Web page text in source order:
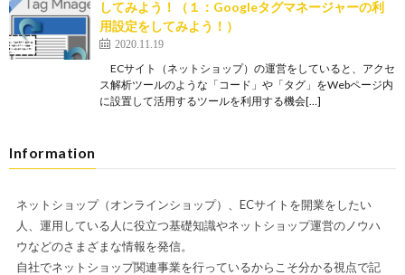
してみよう！（１：Googleタグマネージャーの利
用設定をしてみよう！）
2020.11.19
ECサイト（ネットショップ）の運営をしていると、アクセ
ス解析ツールのような「コード」や「タグ」をWebページ内
に設置して活用するツールを利用する機会[…]
Information
ネットショップ（オンラインショップ）、ECサイトを開業をしたい
人、運用している人に役立つ基礎知識やネットショップ運営のノウハ
ウなどのさまざまな情報を発信。
自社でネットショップ関連事業を行っているからこそ分かる視点で記